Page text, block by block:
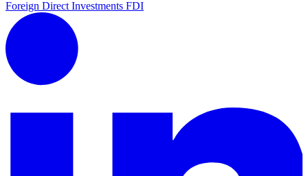
Foreign Direct Investments FDI